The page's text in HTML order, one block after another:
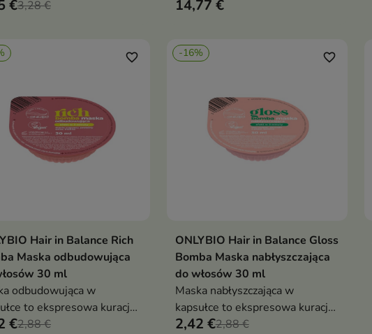
ich elastyczność i
€3,28 €
która przywraca im elastyczność,
14,77 €
Dodaj do koszyka
favorite_border
Hair in Balance Rich
Maska odbudowująca
30 ml
odbudowująca w
to ekspresowa kuracja
która w kilka
€2,88 €
-16%
Dodaj do koszyka
favorite_border
ONLYBIO Hair in Balance Gloss
Bomba Maska nabłyszczająca
do włosów 30 ml
Maska nabłyszczająca w
kapsułce to ekspresowa kuracja
do włosów, która w zaledwie
2,42 €2,88 €